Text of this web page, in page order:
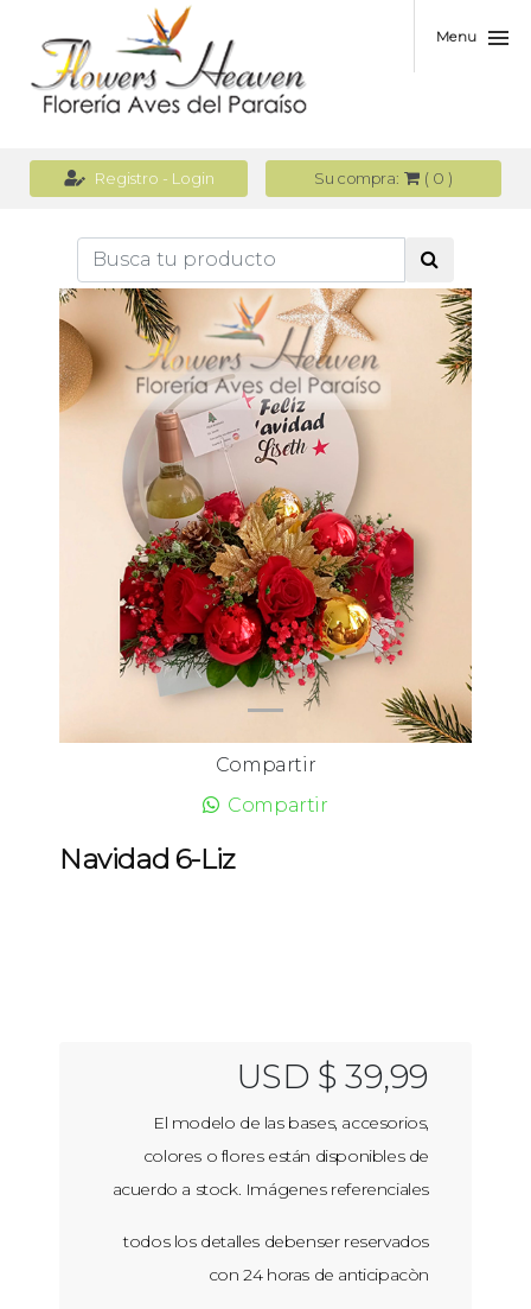
Menu
Registro - Login Su compra: ( 0 )
Compartir
Compartir
Navidad 6-Liz
USD $ 39,99
El modelo de las bases, accesorios,
colores o flores están disponibles de
acuerdo a stock. Imágenes referenciales
todos los detalles debenser reservados
con 24 horas de anticipacòn